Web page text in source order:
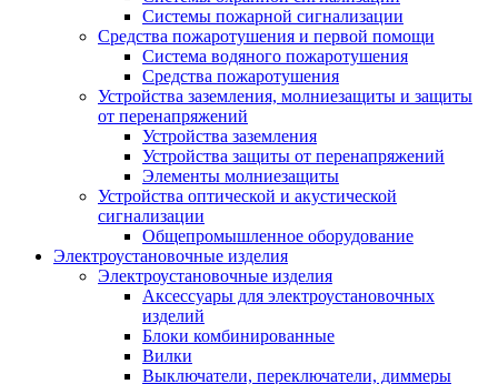
Системы пожарной сигнализации
Средства пожаротушения и первой помощи
Система водяного пожаротушения
Средства пожаротушения
Устройства заземления, молниезащиты и защиты
от перенапряжений
Устройства заземления
Устройства защиты от перенапряжений
Элементы молниезащиты
Устройства оптической и акустической
сигнализации
Общепромышленное оборудование
Электроустановочные изделия
Электроустановочные изделия
Аксессуары для электроустановочных
изделий
Блоки комбинированные
Вилки
Выключатели, переключатели, диммеры